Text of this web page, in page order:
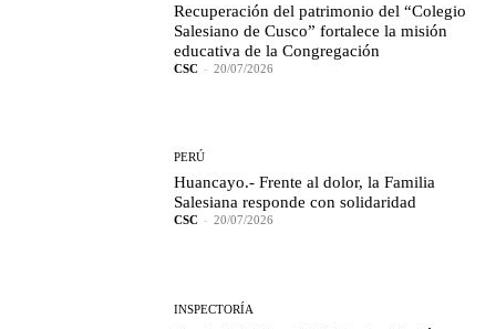
Recuperación del patrimonio del “Colegio
Salesiano de Cusco” fortalece la misión
educativa de la Congregación
CSC - 20/07/2026
PERÚ
Huancayo.- Frente al dolor, la Familia
Salesiana responde con solidaridad
CSC - 20/07/2026
INSPECTORÍA